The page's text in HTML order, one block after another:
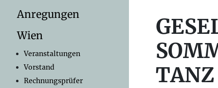
Anregungen
Wien
Veranstaltungen
Vorstand
Rechnungsprüfer
TANZ